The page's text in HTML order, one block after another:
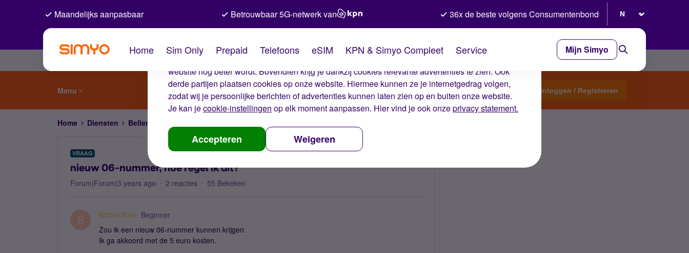
De cookies van Simyo
Wij gebruiken cookies op onze website. Met deze cookies zorgen wij ervoor dat je ervaring op de
website nog beter wordt. Bovendien krijg je dankzij cookies relevante advertenties te zien. Ook
derde partijen plaatsen cookies op onze website. Hiermee kunnen ze je internetgedrag volgen,
zodat wij je persoonlijke berichten of advertenties kunnen laten zien op en buiten onze website.
Je kan jecookie-instellingen op elk moment aanpassen. Hier vind je ook onzeprivacy statement.
Accepteren Weigeren
Maandelijks aanpasbaar Betrouwbaar 5G-netwerk van 36x de beste volgens Consumentenbond
Home Sim Only Prepaid Telefoons eSIM KPN & Simyo Compleet Service Mijn Simyo
Menu Start een topic Inloggen / Registreren
Home Diensten Bellen, sms'en, netwerk en nummerbehoud
VRAAG
nieuw 06-nummer, hoe regel ik dit?
Forum|Forum|3 years ago 2 reacties 55 Bekeken
B B3rten3rnie Beginner
Zou ik een nieuw 06-nummer kunnen krijgen.
Ik ga akkoord met de 5 euro kosten.